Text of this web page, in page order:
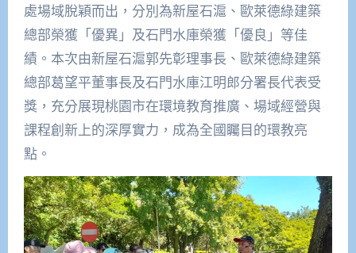
處場域脫穎而出，分別為新屋石滬、歐萊德綠建築
總部榮獲「優異」及石門水庫榮獲「優良」等佳
績。本次由新屋石滬郭先彰理事長、歐萊德綠建築
總部葛望平董事長及石門水庫江明郎分署長代表受
獎，充分展現桃園市在環境教育推廣、場域經營與
課程創新上的深厚實力，成為全國矚目的環教亮
點。